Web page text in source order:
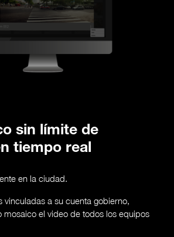
sin límite de
tiempo real
en la ciudad.
vinculadas a su cuenta gobierno,
mosaico el video de todos los equipos